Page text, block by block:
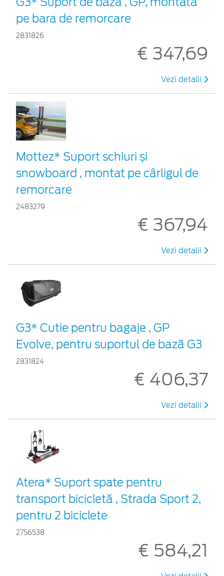
pe bara de remorcare
2831826
€ 347,69
Vezi detalii
Mottez* Suport schiuri și
snowboard , montat pe cârligul de
remorcare
2483279
€ 367,94
Vezi detalii
G3* Cutie pentru bagaje , GP
Evolve, pentru suportul de bază G3
2831824
€ 406,37
Vezi detalii
Atera* Suport spate pentru
transport bicicletă , Strada Sport 2,
pentru 2 biciclete
2756538
€ 584,21